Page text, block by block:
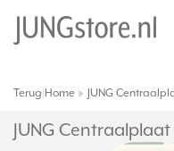
Terug Home JUNG
JUNG